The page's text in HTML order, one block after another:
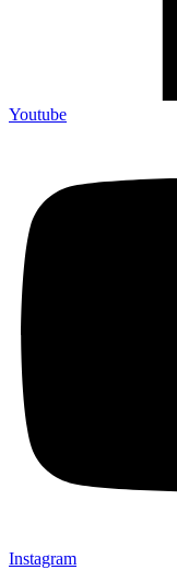
Youtube
Instagram